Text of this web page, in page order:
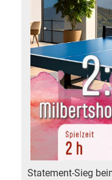
Statement-Sieg